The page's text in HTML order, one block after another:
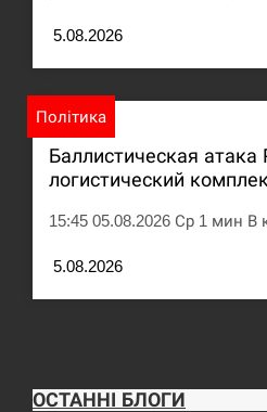
5.08.2026
Політика
Баллистическая
логистический
15:45 05.08.2026 Ср 1 мин В
5.08.2026
ОСТАННІ БЛОГИ